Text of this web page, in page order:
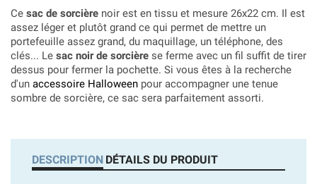
Ce sac de sorcière noir est en tissu et mesure 26x22 cm. Il est
assez léger et plutôt grand ce qui permet de mettre un
portefeuille assez grand, du maquillage, un téléphone, des
clés... Le sac noir de sorcière se ferme avec un fil suffit de tirer
dessus pour fermer la pochette. Si vous êtes à la recherche
d'un accessoire Halloween pour accompagner une tenue
sombre de sorcière, ce sac sera parfaitement assorti.
DESCRIPTION DÉTAILS DU PRODUIT